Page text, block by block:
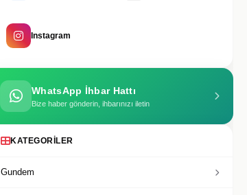
Instagram
WhatsApp İhbar Hattı
Bize haber gönderin, ihbarınızı iletin
KATEGORILER
Gundem